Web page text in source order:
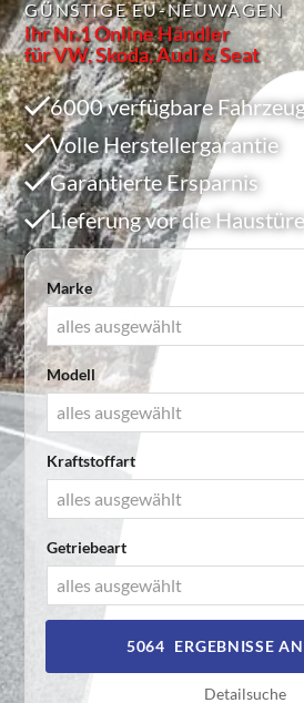
GÜNSTIGE EU-NEUWAGEN
Ihr Nr.1 Online Händler
für VW, Skoda, Audi & Seat
6000 verfügbare
Volle Herstellergarantie
Garantierte Ersparnis
Lieferung vor die
Marke
alles ausgewählt
Modell
alles ausgewählt
Kraftstoffart
alles ausgewählt
Getriebeart
alles ausgewählt
5064 ERGEBNISSE
Detailsuche